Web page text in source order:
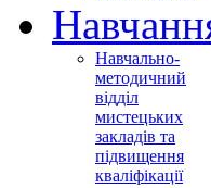
Навчально-
методичний
відділ
мистецьких
закладів та
підвищення
кваліфікації